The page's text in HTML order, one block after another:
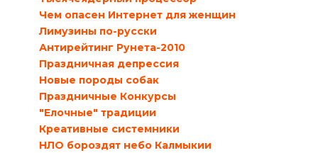
Чем опасен Интернет для женщин
Лимузины по-русски
Антирейтинг Рунета-2010
Праздничная депрессия
Новые породы собак
Праздничные Конкурсы
"Елочные" традиции
Креативные системники
НЛО бороздят небо Калмыкии